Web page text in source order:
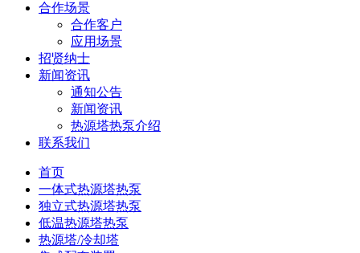
合作场景
合作客户
应用场景
招贤纳士
新闻资讯
通知公告
新闻资讯
热源塔热泵介绍
联系我们
首页
一体式热源塔热泵
独立式热源塔热泵
低温热源塔热泵
热源塔/冷却塔